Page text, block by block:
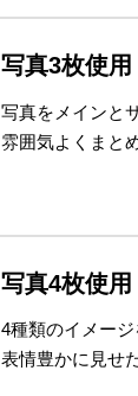
写真3枚使用
写真をメインと
雰囲気よくまと
写真4枚使用
4種類のイメージ
表情豊かに見せ